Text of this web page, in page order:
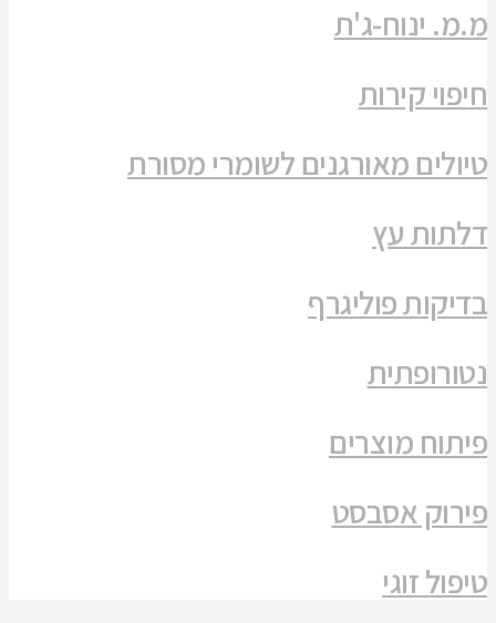
מ.מ. ינוח-ג'ת
חיפוי קירות
טיולים מאורגנים לשומרי מסורת
דלתות עץ
בדיקות פוליגרף
נטורופתית
פיתוח מוצרים
פירוק אסבסט
טיפול זוגי